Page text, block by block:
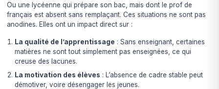
Ou une lycéenne qui prépare son bac, mais dont le prof de
français est absent sans remplaçant. Ces situations ne sont pas
anodines. Elles ont un impact direct sur :
La qualité de l’apprentissage : Sans enseignant, certaines
matières ne sont tout simplement pas enseignées, ce qui
creuse des lacunes.
La motivation des élèves : L’absence de cadre stable peut
démotiver, voire désengager les jeunes.